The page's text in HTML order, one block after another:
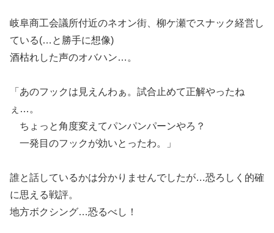
岐阜商工会議所付近のネオン街、柳ケ瀬でスナック経営し
ている(…と勝手に想像)
酒枯れした声のオバハン…。
「あのフックは見えんわぁ。試合止めて正解やったね
ぇ…。
ちょっと角度変えてパンパンパーンやろ？
一発目のフックが効いとったわ。」
誰と話しているかは分かりませんでしたが…恐ろしく的確
に思える戦評。
地方ボクシング…恐るべし！